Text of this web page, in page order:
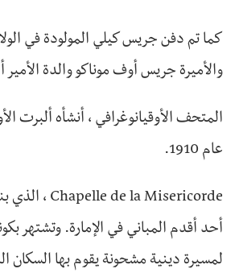
كما تم دفن جريس كيلي المولودة في
والأميرة جريس أوف موناكو والدة الأمير
المتحف الأوقيانوغرافي ، أنشأه ألبرت
عام 1910.
أحد أقدم المباني في الإمارة. وتشتهر
لمسيرة دينية مشحونة يقوم بها السكان